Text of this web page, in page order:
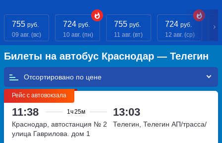
755 руб.
09 авг. (вс)
724 руб.
10 авг. (пн)
755 руб.
11 авг. (вт)
724 руб.
12 авг. (ср)
Билеты на автобус Краснодар — Телегин
Отсортировано по
Рейс с автовокзала
11:38 1ч25м 13:03
Краснодар, автостанция № 2
улица Гаврилова. дом 1
Телегин, Телегин АП/трасса/